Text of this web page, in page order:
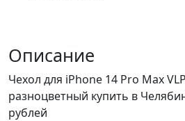
Описание
Чехол для iPhone 14 Pro Max
разноцветный купить в
рублей